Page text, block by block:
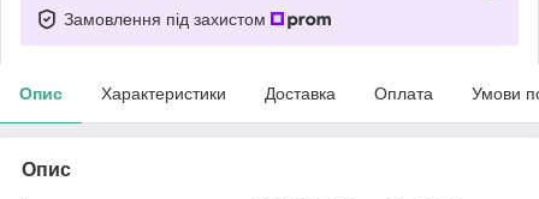
Замовлення під захистом
Опис Характеристики Доставка Оплата Умови
Опис